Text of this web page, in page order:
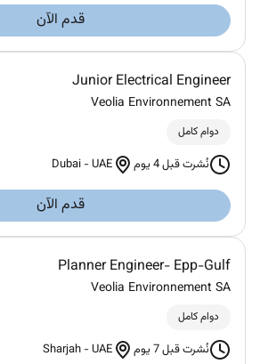
قدم الآن
Junior Electrical Engineer
Veolia Environnement SA
دوام كامل
نُشرت قبل 4 يوم Dubai -UAE
قدم الآن
Planner Engineer- Epp-Gulf
Veolia Environnement SA
دوام كامل
نُشرت قبل 7 يوم Sharjah -UAE